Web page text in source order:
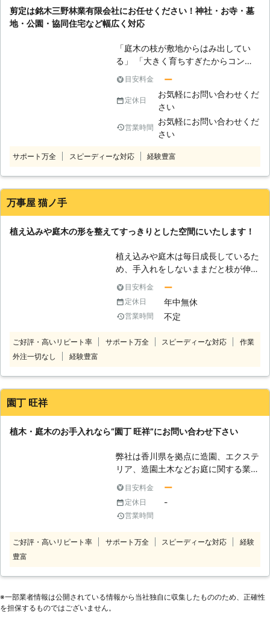
くなってしまう原因に繋がってしまい
ます。 【軽剪定で庭木を楽しむ】 当
社は基本剪定から軽剪定まですぐに対
応致しております。観賞用の庭木の場
合はこまめに軽剪定を行うことで美し
い形の木を長時間楽しむことが出来ま
す。庭木で家全体の雰囲気が変わりま
すので、剪定が必要になった際には、
当社にお問い合わせください。
と思います。
剪定は銘木三野林業有限会社にお任せください！神社・お寺・墓
地・公園・協同住宅など幅広く対応
「庭木の枝が敷地からはみ出してい
る」 「大きく育ちすぎたからコンパ
クトにしてほしい」 「健康的な木を
育てるには剪定が必要と聞いた」 こ
のようなときには、銘木三野林業有限
会社に剪定・枝落としをお任せくださ
い。木の枝が伸びっぱなしであると障
害物となって通行人の邪魔をしたり、
電線に引っかかったりと一歩間違えば
災害となりかねません。そのため、木
の生えている環境に合わせて剪定をす
ることが大切です。また、木の枝が密
剪定は大切です。「木が育ったなぁ」
というときには、ぜひ当店にご相談く
ださい。 ●まずは無料見積りからご
依頼ください！ 当店では、木の状態
や生えている場所に応じてお見積りを
して剪定費用をご提示いたします。
「剪定の料金がいくらになるのか気に
なる」というときには、まずは無料見
さ・種類、作業の難易度によってお見
って剪定します！ 庭木の剪定はもち
ろんのこと、共同住宅の緑や神社・墓
す。木の剪定は、樹形はもちろんのこ
としっかり綺麗に枝を落とさないとそ
り、テクニックが必要です。また、高
所での剪定作業は、転落事故の危険が
度も高まりますので、ご不安なときに
はわたしたちプロにお任せください。
銘木三野林業有限会社は香川県三豊市
など木に関するお困りごとを解決して
ございますので、お気軽にご依頼くだ
さいませ。
目安料金 ー
定休日
お気軽にお問い合わせくだ
さい
営業時間
お気軽にお問い合わせくだ
さい
サポート万全 スピーディーな対応 経験豊富
万事屋 猫ノ手
植え込みや庭木の形を整えてすっきりとした空間にいたします！
植え込みや庭木は毎日成長しているた
め、手入れをしないままだと枝が伸び
放題になってしまい、ときには道路や
近隣の敷地へ飛び出すことでトラブル
の原因となってしまうことがありま
す。また、日当たりが悪くなってしま
なってしまいます。 庭木の枝が伸び
届きにくい」「近隣の方の迷惑になる
ご要望がありましたらお気軽にご連絡
ください。
目安料金 ー
定休日 年中無休
営業時間 不定
ご好評・高いリピート率 サポート万全 スピーディーな対応
作業
外注一切なし
経験豊富
園丁 旺祥
植木・庭木のお手入れなら“園丁 旺祥”にお問い合わせ下さい
弊社は香川県を拠点に造園、エクステ
リア、造園土木などお庭に関する業務
立して23年、心機一転社名を“園丁 旺
祥”に変更いたしました。 以前にも増
して地元に密着した地域密着型を目標
す！ 少しでもお客様に喜んで頂ける
1株からでも承ります。庭に関する事
目安料金 ー
定休日 -
営業時間
ご好評・高いリピート率 サポート万全 スピーディーな対応
経験
豊富
※⼀部業者情報は公開されている情報から当社独⾃に収集したもののため、正確性
を担保するものではございません。